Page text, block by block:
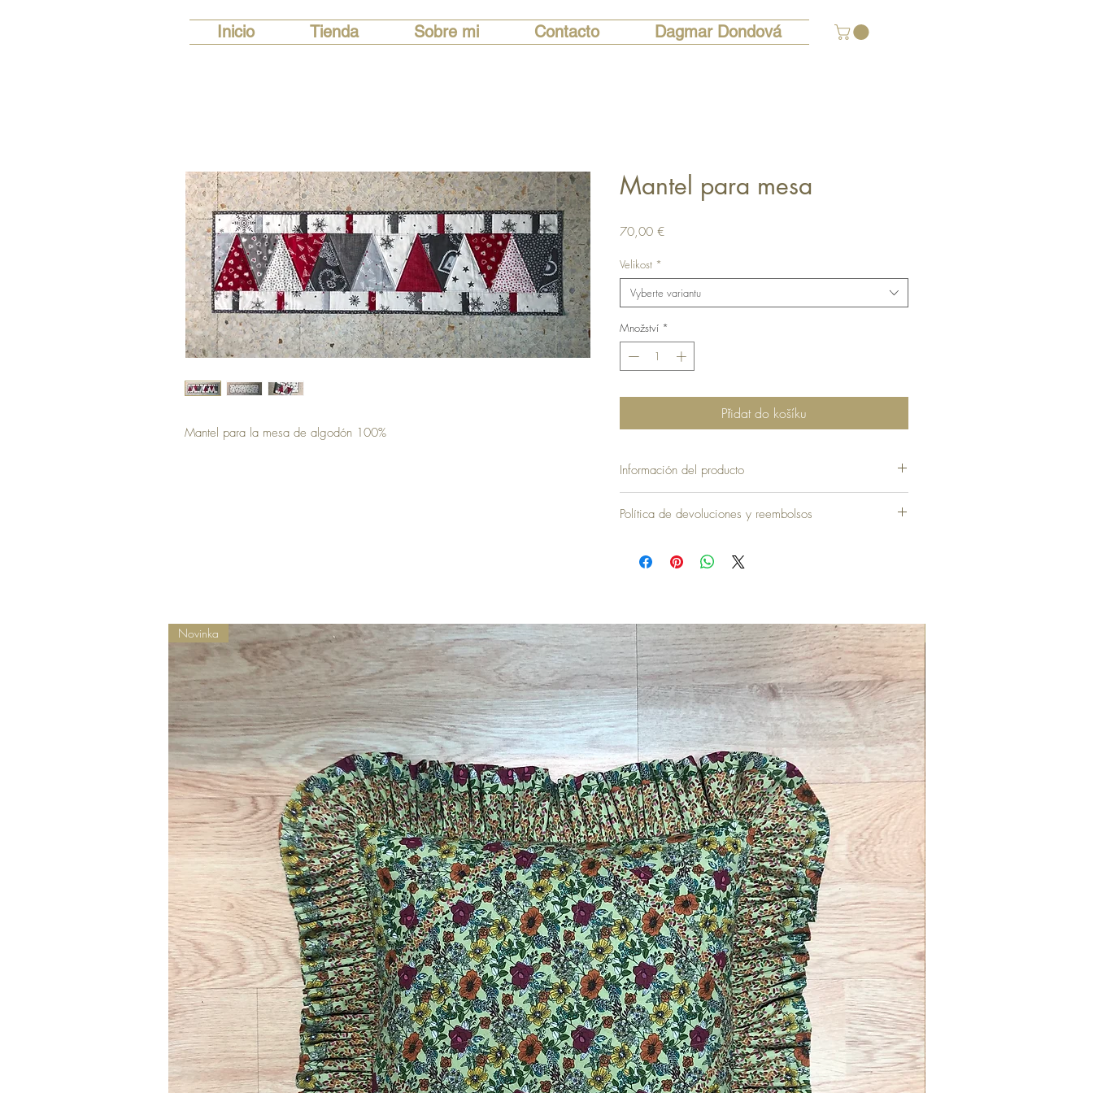
Inicio Tienda Sobre mi Contacto Dagmar Dondová
Mantel para la mesa de algodón 100%
Mantel para mesa
70,00 €Cena
Velikost *
Vyberte variantu
Množství *
Přidat do košíku
Información del producto
Política de devoluciones y reembolsos
Novinka